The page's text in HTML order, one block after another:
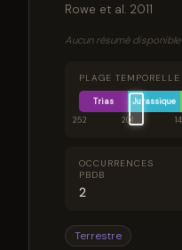
Rowe et al. 2011
Aucun résumé
PLAGE TEMPORELLE
Trias Jurassique
252
201
OCCURRENCES
PBDB
2
Terrestre